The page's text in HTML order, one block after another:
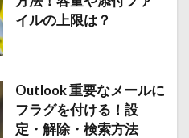
イルの上限は？
Outlook 重要なメールに
フラグを付ける！設
定・解除・検索方法